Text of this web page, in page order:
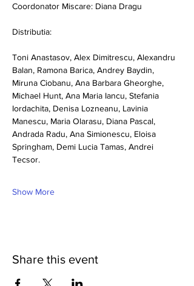
Coordonator Miscare: Diana Dragu
Distributia:
Toni Anastasov, Alex Dimitrescu, Alexandru
Balan, Ramona Barica, Andrey Baydin,
Miruna Ciobanu, Ana Barbara Gheorghe,
Michael Hunt, Ana Maria Iancu, Stefania
Iordachita, Denisa Lozneanu, Lavinia
Manescu, Maria Olarasu, Diana Pascal,
Andrada Radu, Ana Simionescu, Eloisa
Springham, Demi Lucia Tamas, Andrei
Tecsor.
Show More
Share this event